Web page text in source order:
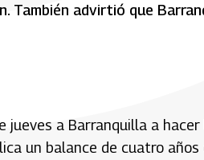
También advirtió que
a Barranquilla a
un balance de cuatro